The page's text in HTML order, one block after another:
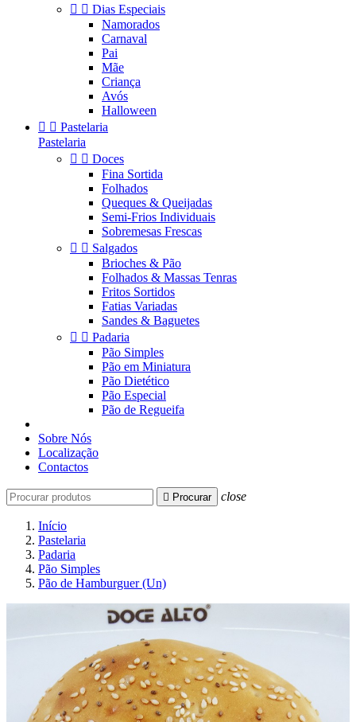
  Dias Especiais
Namorados
Carnaval
Pai
Mãe
Criança
Avós
Halloween
  Pastelaria
Pastelaria
  Doces
Fina Sortida
Folhados
Queques & Queijadas
Semi-Frios Individuais
Sobremesas Frescas
  Salgados
Brioches & Pão
Folhados & Massas Tenras
Fritos Sortidos
Fatias Variadas
Sandes & Baguetes
  Padaria
Pão Simples
Pão em Miniatura
Pão Dietético
Pão Especial
Pão de Regueifa
Sobre Nós
Localização
Contactos
 Procurar close
Início
Pastelaria
Padaria
Pão Simples
Pão de Hamburguer (Un)